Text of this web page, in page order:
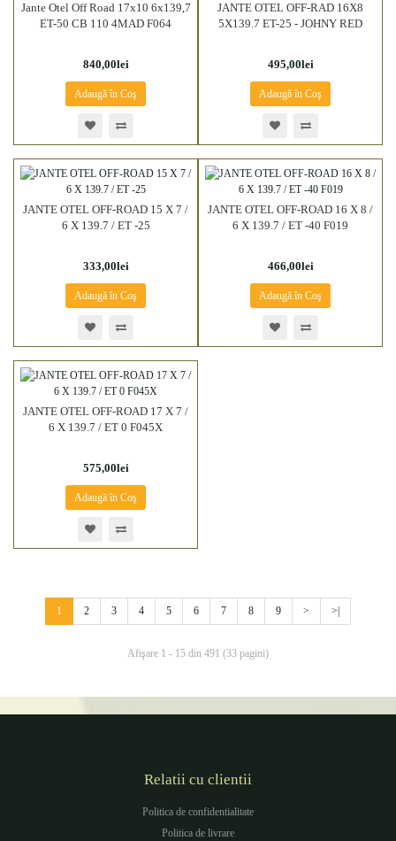
Jante Otel Off Road 17x10 6x139,7
ET-50 CB 110 4MAD F064
840,00lei
Adaugă în Coş
JANTE OTEL OFF-RAD 16X8
5X139.7 ET-25 - JOHNY RED
495,00lei
Adaugă în Coş
JANTE OTEL OFF-ROAD 15 X 7 /
6 X 139.7 / ET -25
333,00lei
Adaugă în Coş
JANTE OTEL OFF-ROAD 16 X 8 /
6 X 139.7 / ET -40 F019
466,00lei
Adaugă în Coş
JANTE OTEL OFF-ROAD 17 X 7 /
6 X 139.7 / ET 0 F045X
575,00lei
Adaugă în Coş
1 2 3 4 5 6 7 8 9 > >|
Afişare 1 - 15 din 491 (33 pagini)
Relatii cu clientii
Politica de confidentialitate
Politica de livrare